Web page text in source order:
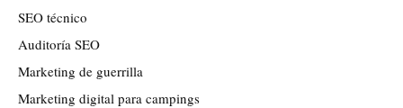
SEO técnico
Auditoría SEO
Marketing de guerrilla
Marketing digital para campings